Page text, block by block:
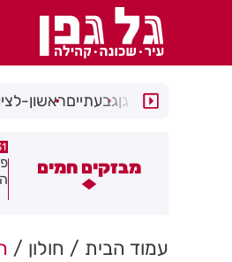
רמת גןגבעתייםראשון-
מבזקים חמים
פצוע בהתהפכות רכב בכניסה לאזור
עמוד הבית חולון